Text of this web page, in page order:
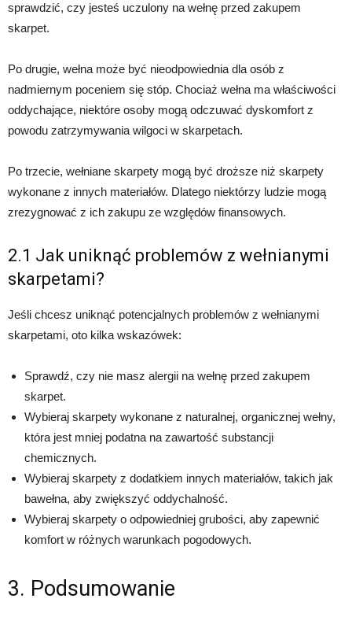
sprawdzić, czy jesteś uczulony na wełnę przed zakupem
skarpet.
Po drugie, wełna może być nieodpowiednia dla osób z
nadmiernym poceniem się stóp. Chociaż wełna ma właściwości
oddychające, niektóre osoby mogą odczuwać dyskomfort z
powodu zatrzymywania wilgoci w skarpetach.
Po trzecie, wełniane skarpety mogą być droższe niż skarpety
wykonane z innych materiałów. Dlatego niektórzy ludzie mogą
zrezygnować z ich zakupu ze względów finansowych.
2.1 Jak uniknąć problemów z wełnianymi
skarpetami?
Jeśli chcesz uniknąć potencjalnych problemów z wełnianymi
skarpetami, oto kilka wskazówek:
Sprawdź, czy nie masz alergii na wełnę przed zakupem
skarpet.
Wybieraj skarpety wykonane z naturalnej, organicznej wełny,
która jest mniej podatna na zawartość substancji
chemicznych.
Wybieraj skarpety z dodatkiem innych materiałów, takich jak
bawełna, aby zwiększyć oddychalność.
Wybieraj skarpety o odpowiedniej grubości, aby zapewnić
komfort w różnych warunkach pogodowych.
3. Podsumowanie